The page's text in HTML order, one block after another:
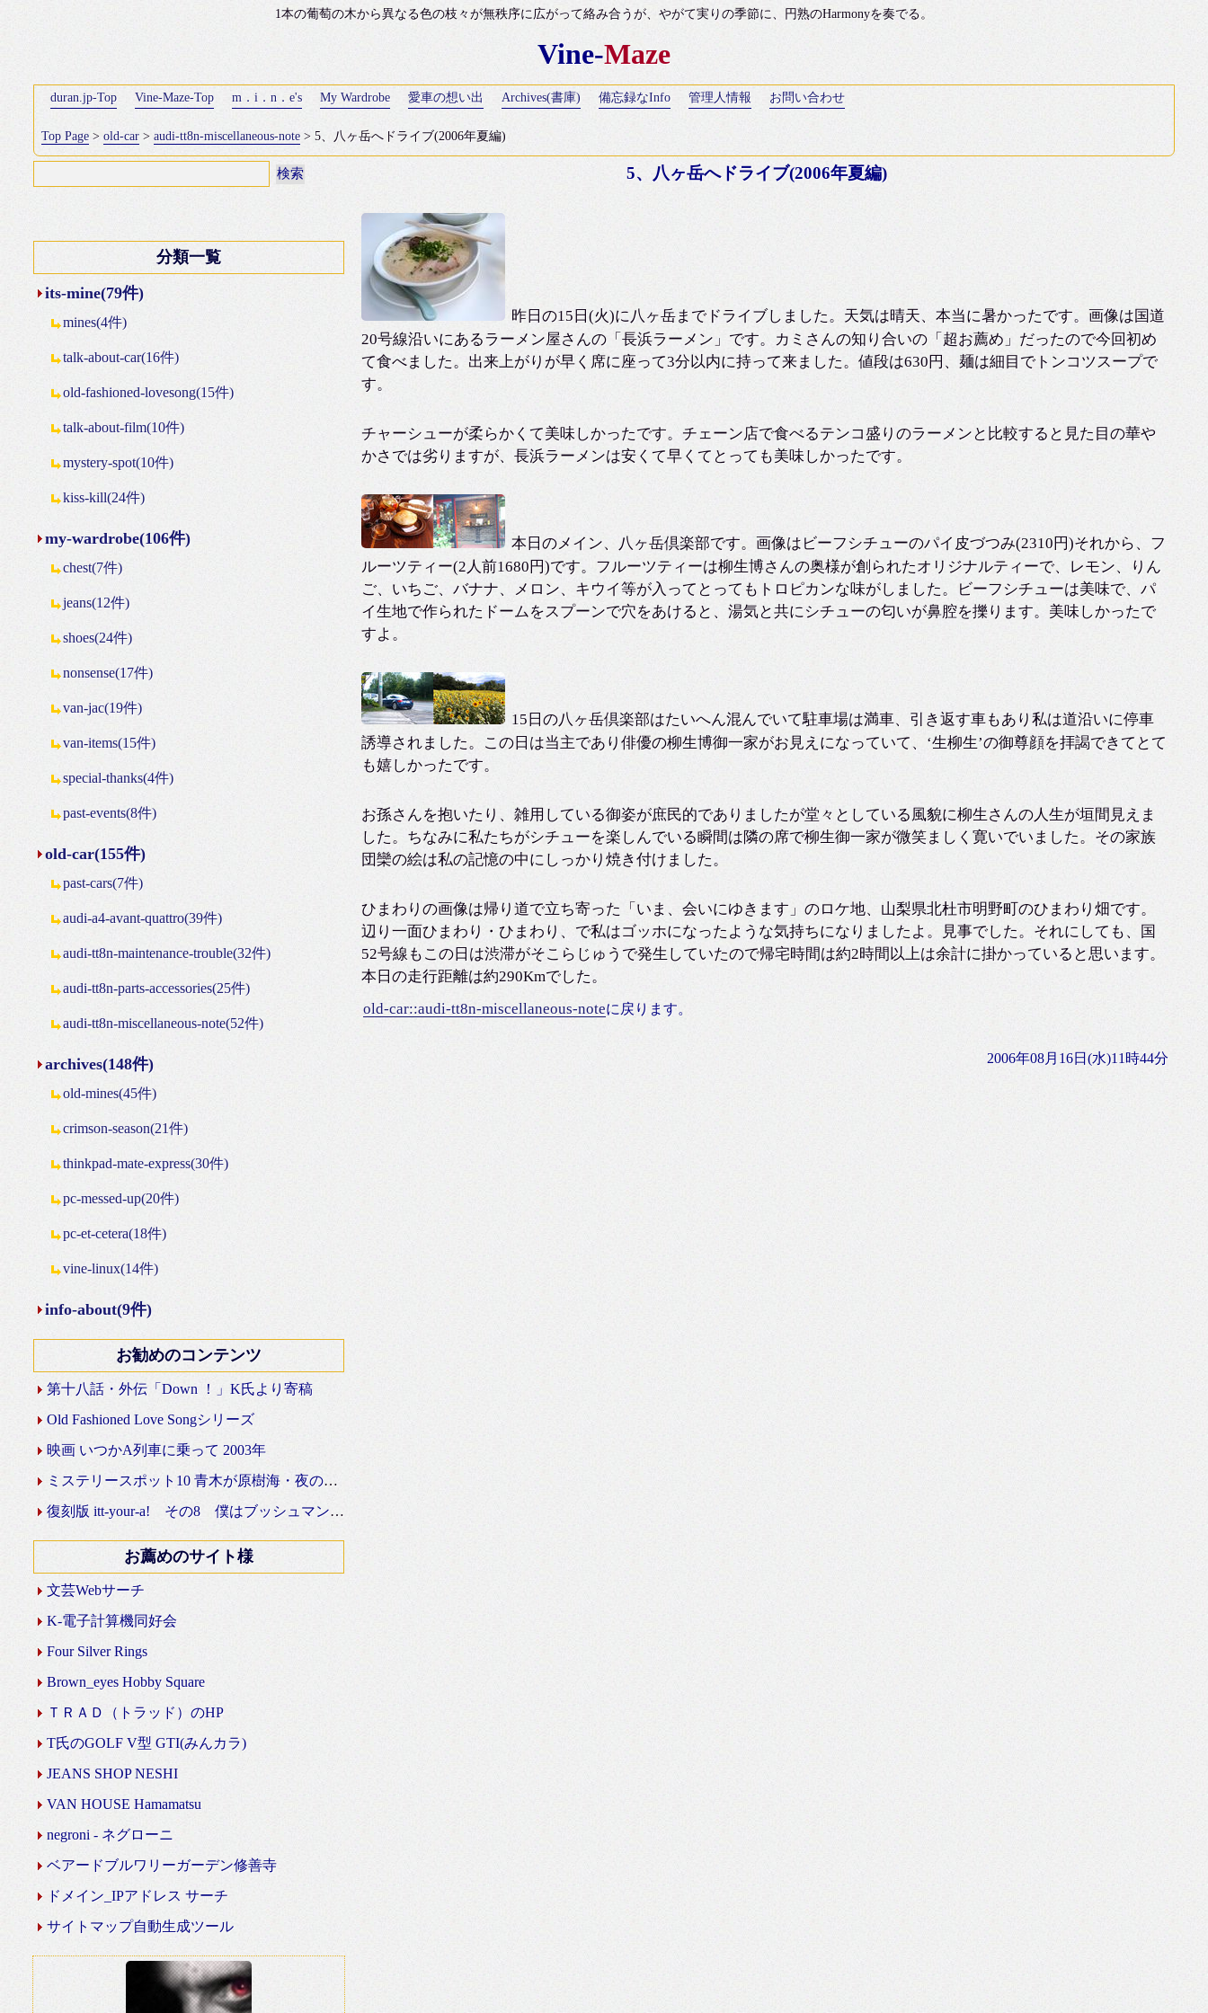
1本の葡萄の木から異なる色の枝々が無秩序に広がって絡み合うが、やがて実りの季節に、円熟のHarmonyを奏でる。
Vine-Maze
duran.jp-Top Vine-Maze-Top m．i．n．e's My Wardrobe 愛車の想い出 Archives(書庫) 備忘録なInfo 管理人情報 お問い合わせ
Top Page > old-car > audi-tt8n-miscellaneous-note > 5、八ヶ岳へドライブ(2006年夏編)
5、八ヶ岳へドライブ(2006年夏編)
昨日の15日(火)に八ヶ岳までドライブしました。天気は晴天、本当に暑かったです。画像は国道
20号線沿いにあるラーメン屋さんの「長浜ラーメン」です。カミさんの知り合いの「超お薦め」だったので今回初め
て食べました。出来上がりが早く席に座って3分以内に持って来ました。値段は630円、麺は細目でトンコツスープで
す。
チャーシューが柔らかくて美味しかったです。チェーン店で食べるテンコ盛りのラーメンと比較すると見た目の華や
かさでは劣りますが、長浜ラーメンは安くて早くてとっても美味しかったです。
本日のメイン、八ヶ岳倶楽部です。画像はビーフシチューのパイ皮づつみ(2310円)それから、フ
ルーツティー(2人前1680円)です。フルーツティーは柳生博さんの奥様が創られたオリジナルティーで、レモン、りん
ご、いちご、バナナ、メロン、キウイ等が入ってとってもトロピカンな味がしました。ビーフシチューは美味で、パ
イ生地で作られたドームをスプーンで穴をあけると、湯気と共にシチューの匂いが鼻腔を擽ります。美味しかったで
すよ。
15日の八ヶ岳倶楽部はたいへん混んでいて駐車場は満車、引き返す車もあり私は道沿いに停車
誘導されました。この日は当主であり俳優の柳生博御一家がお見えになっていて、‘生柳生’の御尊顔を拝謁できてとて
も嬉しかったです。
お孫さんを抱いたり、雑用している御姿が庶民的でありましたが堂々としている風貌に柳生さんの人生が垣間見えま
した。ちなみに私たちがシチューを楽しんでいる瞬間は隣の席で柳生御一家が微笑ましく寛いでいました。その家族
団欒の絵は私の記憶の中にしっかり焼き付けました。
ひまわりの画像は帰り道で立ち寄った「いま、会いにゆきます」のロケ地、山梨県北杜市明野町のひまわり畑です。
辺り一面ひまわり・ひまわり、で私はゴッホになったような気持ちになりましたよ。見事でした。それにしても、国
52号線もこの日は渋滞がそこらじゅうで発生していたので帰宅時間は約2時間以上は余計に掛かっていると思います。
本日の走行距離は約290Kmでした。
old-car::audi-tt8n-miscellaneous-noteに戻ります。
2006年08月16日(水)11時44分
分類一覧
its-mine(79件)
mines(4件)
talk-about-car(16件)
old-fashioned-lovesong(15件)
talk-about-film(10件)
mystery-spot(10件)
kiss-kill(24件)
my-wardrobe(106件)
chest(7件)
jeans(12件)
shoes(24件)
nonsense(17件)
van-jac(19件)
van-items(15件)
special-thanks(4件)
past-events(8件)
old-car(155件)
past-cars(7件)
audi-a4-avant-quattro(39件)
audi-tt8n-maintenance-trouble(32件)
audi-tt8n-parts-accessories(25件)
audi-tt8n-miscellaneous-note(52件)
archives(148件)
old-mines(45件)
crimson-season(21件)
thinkpad-mate-express(30件)
pc-messed-up(20件)
pc-et-cetera(18件)
vine-linux(14件)
info-about(9件)
お勧めのコンテンツ
第十八話・外伝「Down ！」K氏より寄稿
Old Fashioned Love Songシリーズ
映画 いつかA列車に乗って 2003年
ミステリースポット10 青木が原樹海・夜の国道139号線
復刻版 itt-your-a! その8 僕はブッシュマン＾＾
お薦めのサイト様
文芸Webサーチ
K-電子計算機同好会
Four Silver Rings
Brown_eyes Hobby Square
ＴＲＡＤ（トラッド）のHP
T氏のGOLF V型 GTI(みんカラ)
JEANS SHOP NESHI
VAN HOUSE Hamamatsu
negroni - ネグローニ
ベアードブルワリーガーデン修善寺
ドメイン_IPアドレス サーチ
サイトマップ自動生成ツール